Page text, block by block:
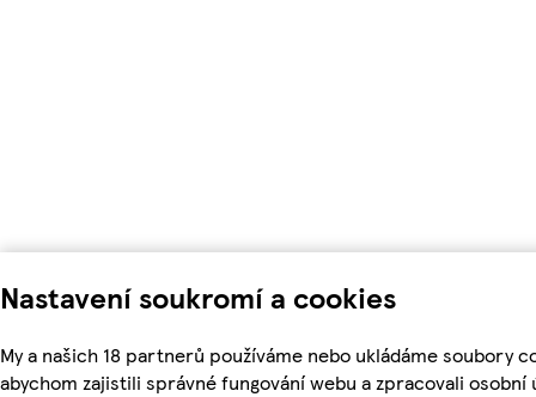
Nastavení soukromí a cookies
My a našich 18 partnerů používáme nebo ukládáme soubory
abychom zajistili správné fungování webu a zpracovali osobní